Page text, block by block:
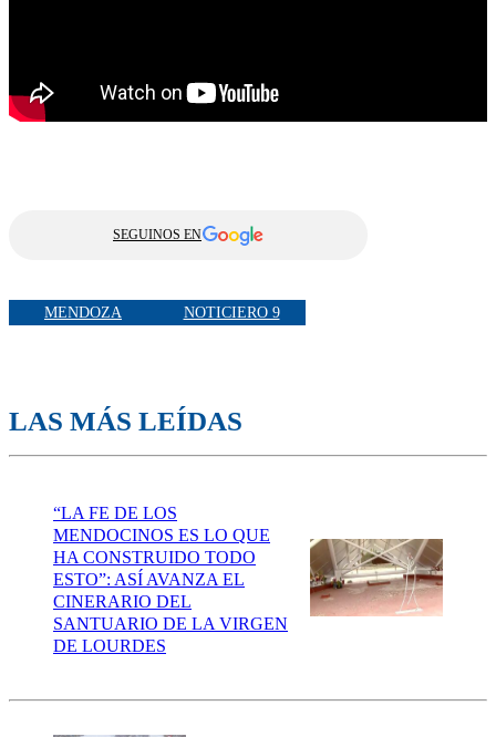
SEGUINOS EN
MENDOZA NOTICIERO 9
LAS MÁS LEÍDAS
“LA FE DE LOS
MENDOCINOS ES LO QUE
HA CONSTRUIDO TODO
ESTO”: ASÍ AVANZA EL
CINERARIO DEL
SANTUARIO DE LA VIRGEN
DE LOURDES